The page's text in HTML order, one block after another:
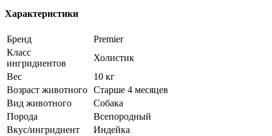
Характеристики
Бренд
Premier
Класс
ингридиентов
Холистик
Вес
10 кг
Возраст животного Старше 4 месяцев
Вид животного
Собака
Порода
Всепородный
Вкус/ингридиент
Индейка